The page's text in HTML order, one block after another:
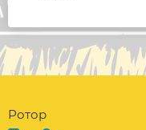
Ротор